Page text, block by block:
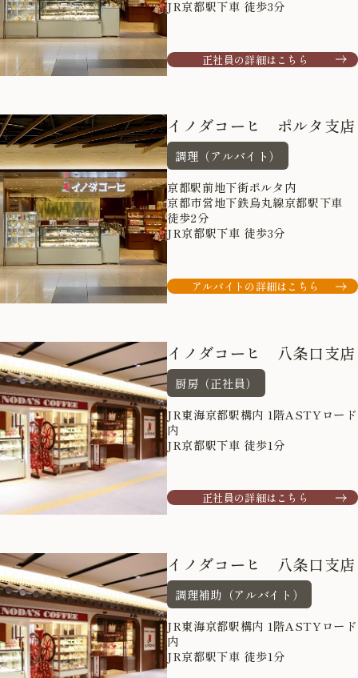
JR京都駅下車 徒歩3分
正社員の詳細はこちら
イノダコーヒ ポルタ支店
調理（アルバイト）
京都駅前地下街ポルタ内
京都市営地下鉄烏丸線京都駅下車
徒歩2分
JR京都駅下車 徒歩3分
アルバイトの詳細はこちら
イノダコーヒ 八条口支店
厨房（正社員）
JR東海京都駅構内 1階ASTYロード
内
JR京都駅下車 徒歩1分
正社員の詳細はこちら
イノダコーヒ 八条口支店
調理補助（アルバイト）
JR東海京都駅構内 1階ASTYロード
内
JR京都駅下車 徒歩1分